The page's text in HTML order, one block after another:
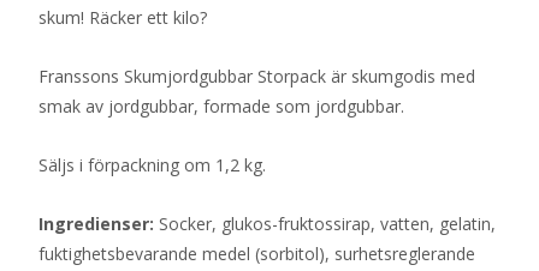
skum! Räcker ett kilo?
Franssons Skumjordgubbar Storpack är skumgodis med
smak av jordgubbar, formade som jordgubbar.
Säljs i förpackning om 1,2 kg.
Ingredienser: Socker, glukos-fruktossirap, vatten, gelatin,
fuktighetsbevarande medel (sorbitol), surhetsreglerande